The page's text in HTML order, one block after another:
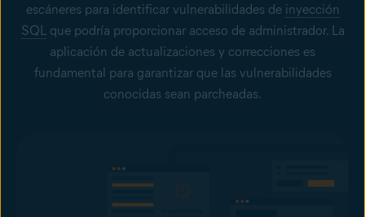
escáneres para identificar vulnerabilidades de inyección
SQL que podría proporcionar acceso de administrador. La
aplicación de actualizaciones y correcciones es
fundamental para garantizar que las vulnerabilidades
conocidas sean parcheadas.